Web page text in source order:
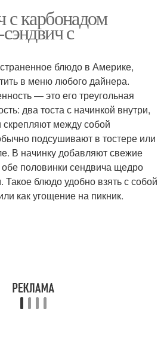
с карбонадом
с
блюдо в Америке,
в меню любого дайнера.
— это его треугольная
два тоста с начинкой внутри,
между собой
подсушивают в тостере или
В начинку добавляют свежие
половинки сендвича щедро
блюдо удобно взять с собой
как угощение на пикник.